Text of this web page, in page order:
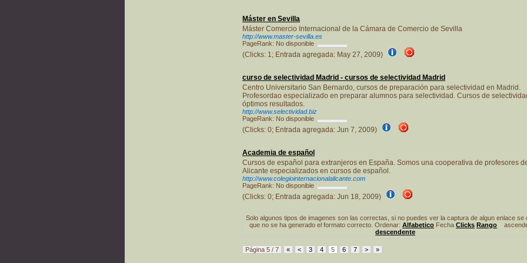
Máster en Sevilla
Máster Comercio Internacional de la Cámara de Comercio de Sevilla
http://www.master-sevilla.es
PageRank: No disponible
(Clicks: 1; Entrada agregada: May 27, 2009)
curso de selectividad Madrid - cursos de selectividad Madrid
Centro Universitario San Bernardo, cursos de preparación para selectividad en Madrid.
Profesordao especializado en preparar alumnos para selectividad. Cursos de
óptimos resultados.
http://www.selectividad.biz
PageRank: No disponible
(Clicks: 0; Entrada agregada: Jun 7, 2009)
Academia de español
Cursos de español para extranjeros en España. Somos una cooperativa de profesores
Alicante especializados en cursos de español.
http://www.colegiointernacionalalicante.com
PageRank: No disponible
(Clicks: 0; Entrada agregada: Jun 18, 2009)
Solo algunos tipos de imagenes son las correctas, si no puedes ver la captura de algun enlace se
que no se ha generado el formato correcto. Ordenar: Alfabetico Fecha Clicks Rango
descendente
Página 5 / 7 « < 3 4 5 6 7 > »